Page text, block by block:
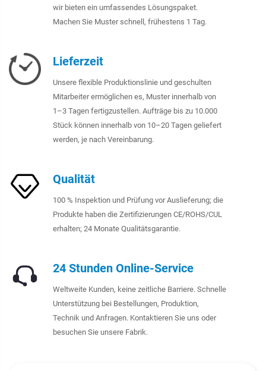
wir bieten ein umfassendes Lösungspaket.
Machen Sie Muster schnell, frühestens 1 Tag.
Lieferzeit
Unsere flexible Produktionslinie und geschulten
Mitarbeiter ermöglichen es, Muster innerhalb von
1–3 Tagen fertigzustellen. Aufträge bis zu 10.000
Stück können innerhalb von 10–20 Tagen geliefert
werden, je nach Vereinbarung.
Qualität
100 % Inspektion und Prüfung vor Auslieferung; die
Produkte haben die Zertifizierungen CE/ROHS/CUL
erhalten; 24 Monate Qualitätsgarantie.
24 Stunden Online-Service
Weltweite Kunden, keine zeitliche Barriere. Schnelle
Unterstützung bei Bestellungen, Produktion,
Technik und Anfragen. Kontaktieren Sie uns oder
besuchen Sie unsere Fabrik.